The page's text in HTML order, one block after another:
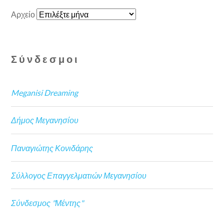
Αρχείο
Σύνδεσμοι
Meganisi Dreaming
Δήμος Μεγανησίου
Παναγιώτης Κονιδάρης
Σύλλογος Επαγγελματιών Μεγανησίου
Σύνδεσμος "Μέντης"